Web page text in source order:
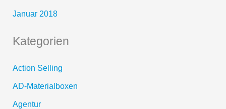
Januar 2018
Kategorien
Action Selling
AD-Materialboxen
Agentur